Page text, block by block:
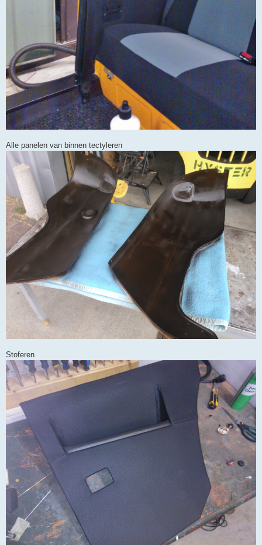
Alle panelen van binnen tectyleren
Stoferen